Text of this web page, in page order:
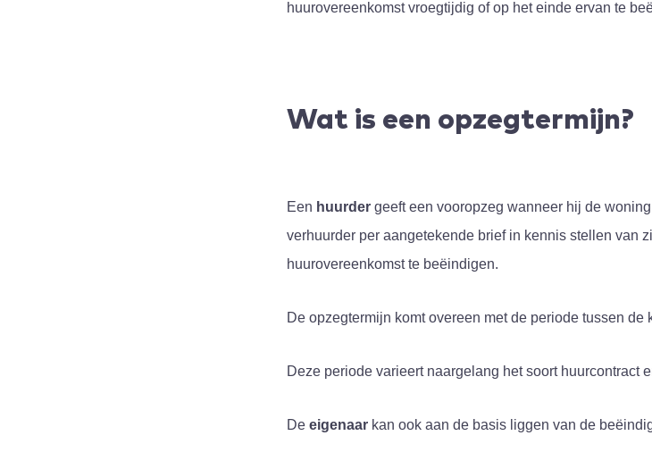
huurovereenkomst vroegtijdig of op het einde ervan te
Wat is een opzegtermijn?
Een huurder geeft een vooropzeg wanneer hij de
verhuurder per aangetekende brief in kennis stellen van
huurovereenkomst te beëindigen.
De opzegtermijn komt overeen met de periode tussen
Deze periode varieert naargelang het soort huurcontract
Deeigenaar kan ook aan de basis liggen van de